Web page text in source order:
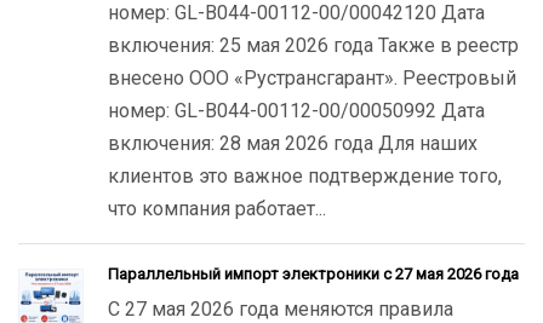
номер: GL-B044-00112-00/00042120 Дата
включения: 25 мая 2026 года Также в реестр
внесено ООО «Рустрансгарант». Реестровый
номер: GL-B044-00112-00/00050992 Дата
включения: 28 мая 2026 года Для наших
клиентов это важное подтверждение того,
что компания работает...
Параллельный импорт электроники с 27 мая 2026 года
С 27 мая 2026 года меняются правила